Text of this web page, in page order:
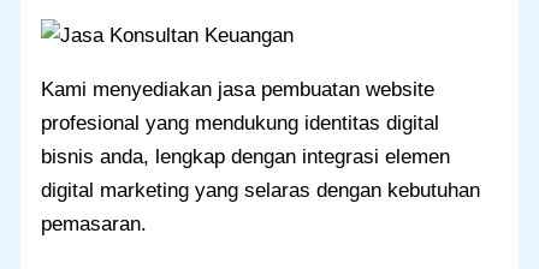
Kami menyediakan jasa pembuatan website
profesional yang mendukung identitas digital
bisnis anda, lengkap dengan integrasi elemen
digital marketing yang selaras dengan kebutuhan
pemasaran.